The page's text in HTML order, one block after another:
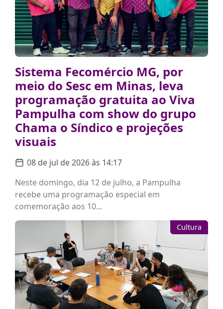
Sistema Fecomércio MG, por
meio do Sesc em Minas, leva
programação gratuita ao Viva
Pampulha com show do grupo
Chama o Síndico e projeções
visuais
08 de jul de 2026 às 14:17
Neste domingo, dia 12 de julho, a Pampulha
recebe uma programação especial em
comemoração aos 10...
Cultura